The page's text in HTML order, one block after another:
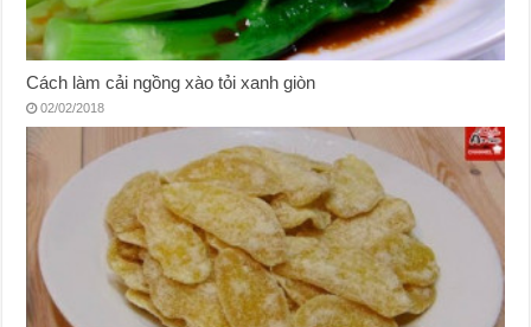
Cách làm cải ngồng xào tỏi xanh giòn
02/02/2018